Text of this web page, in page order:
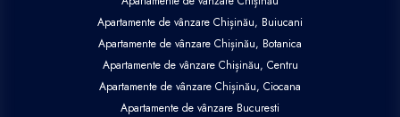
Apartamente de vânzare Chișinău, Buiucani
Apartamente de vânzare Chișinău, Botanica
Apartamente de vânzare Chișinău, Centru
Apartamente de vânzare Chișinău, Ciocana
Apartamente de vânzare Bucuresti